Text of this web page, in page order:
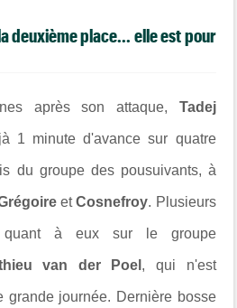
deuxième place... elle est pour
après son attaque, Tadej
1 minute d'avance sur quatre
du groupe des pousuivants, à
etCosnefroy. Plusieurs
quant à eux sur le groupe
van der Poel , qui n'est
grande journée. Dernière bosse